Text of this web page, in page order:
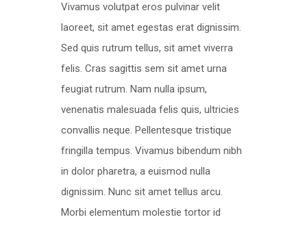
Vivamus volutpat eros pulvinar velit
laoreet, sit amet egestas erat dignissim.
Sed quis rutrum tellus, sit amet viverra
felis. Cras sagittis sem sit amet urna
feugiat rutrum. Nam nulla ipsum,
venenatis malesuada felis quis, ultricies
convallis neque. Pellentesque tristique
fringilla tempus. Vivamus bibendum nibh
in dolor pharetra, a euismod nulla
dignissim. Nunc sit amet tellus arcu.
Morbi elementum molestie tortor id